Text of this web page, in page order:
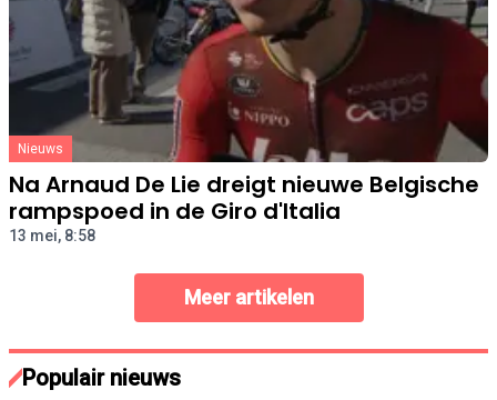
Nieuws
Na Arnaud De Lie dreigt nieuwe Belgische
rampspoed in de Giro d'Italia
13 mei, 8:58
Meer artikelen
Populair nieuws